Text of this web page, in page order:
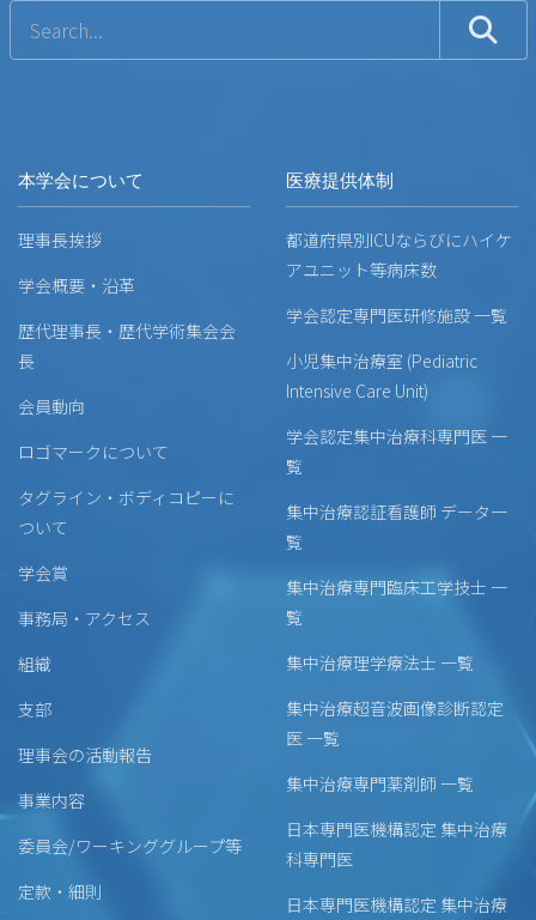
本学会について
理事長挨拶
学会概要・沿革
歴代理事長・歴代学術集会会
長
会員動向
ロゴマークについて
タグライン・ボディコピーに
ついて
学会賞
事務局・アクセス
組織
支部
理事会の活動報告
事業内容
委員会/ワーキンググループ等
定款・細則
医療提供体制
都道府県別ICUならびにハイケ
アユニット等病床数
学会認定専門医研修施設 一覧
小児集中治療室 (Pediatric
Intensive Care Unit)
学会認定集中治療科専門医 一
覧
集中治療認証看護師 データ一
覧
集中治療専門臨床工学技士 一
覧
集中治療理学療法士 一覧
集中治療超音波画像診断認定
医 一覧
集中治療専門薬剤師 一覧
日本専門医機構認定 集中治療
科専門医
日本専門医機構認定 集中治療